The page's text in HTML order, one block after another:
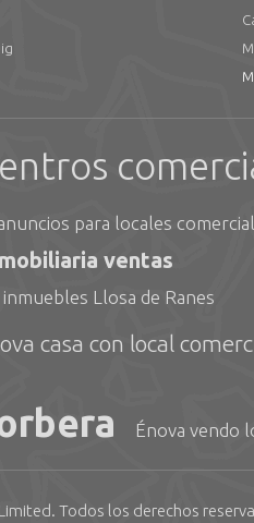
para locales
ventas
Llosa de Ranes
casa con local
Énova vendo
Limited. Todos los derechos